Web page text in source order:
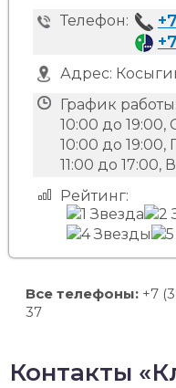
Телефон:
Адрес:
График работы:
10:00 до 19:00,
10:00 до 19:00,
11:00 до 17:00,
Рейтинг:
Все телефоны: +7
37
Контакты